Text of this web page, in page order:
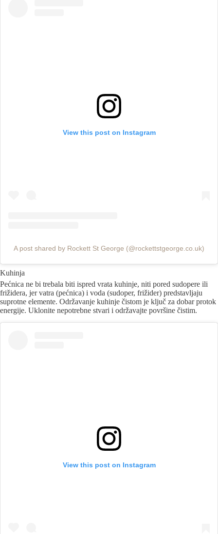
View this post on Instagram
A post shared by Rockett St George (@rockettstgeorge.co.uk)
Kuhinja
Pećnica ne bi trebala biti ispred vrata kuhinje, niti pored sudopere ili
frižidera, jer vatra (pećnica) i voda (sudoper, frižider) predstavljaju
suprotne elemente. Održavanje kuhinje čistom je ključ za dobar protok
energije. Uklonite nepotrebne stvari i održavajte površine čistim.
View this post on Instagram